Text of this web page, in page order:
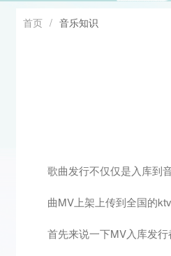
首页 / 音乐知识
歌曲发行不仅仅是入库到
曲MV上架上传到全国的
首先来说一下MV入库发